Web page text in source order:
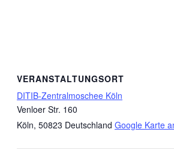
VERANSTALTUNGSORT
DITIB-Zentralmoschee Köln
Venloer Str. 160
Köln, 50823 Deutschland Google Karte